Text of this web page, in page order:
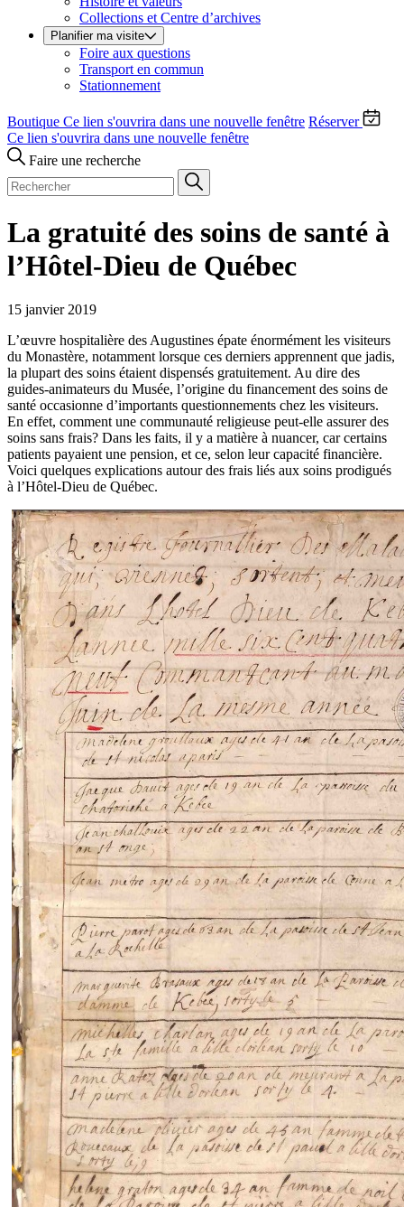
Collections et Centre d’archives
Planifier ma visite
Foire aux questions
Transport en commun
Stationnement
Boutique Ce lien s'ouvrira dans une nouvelle fenêtre Réserver
Ce lien s'ouvrira dans une nouvelle fenêtre
Faire une recherche
La gratuité des soins de santé à
l’Hôtel-Dieu de Québec
15 janvier 2019
L’œuvre hospitalière des Augustines épate énormément les visiteurs
du Monastère, notamment lorsque ces derniers apprennent que jadis,
la plupart des soins étaient dispensés gratuitement. Au dire des
guides-animateurs du Musée, l’origine du financement des soins de
santé occasionne d’importants questionnements chez les visiteurs.
En effet, comment une communauté religieuse peut-elle assurer des
soins sans frais? Dans les faits, il y a matière à nuancer, car certains
patients payaient une pension, et ce, selon leur capacité financière.
Voici quelques explications autour des frais liés aux soins prodigués
à l’Hôtel-Dieu de Québec.